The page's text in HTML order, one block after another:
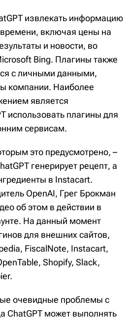
извлекать информацию
включая цены на
и новости, во
Bing. Плагины также
с личными данными,
компании. Наиболее
является
использовать плагины для
сервисам.
это предусмотрено, –
генерирует рецепт, а
в Instacart.
OpenAI, Грег Брокман
об этом в действии в
На данный момент
для внешних сайтов,
FiscalNote, Instacart,
Shopify, Slack,
очевидные проблемы с
ChatGPT может выполнять